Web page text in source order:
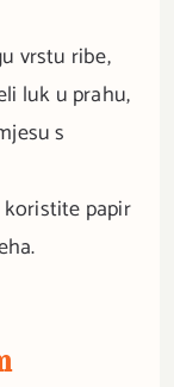
vrstu ribe,
luk u prahu,
s
papir